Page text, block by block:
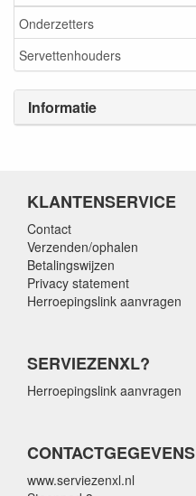
Onderzetters
Servettenhouders
Informatie
KLANTENSERVICE
Contact
Verzenden/ophalen
Betalingswijzen
Privacy statement
Herroepingslink aanvragen
SERVIEZENXL?
Herroepingslink aanvragen
CONTACTGEGEVENS
www.serviezenxl.nl